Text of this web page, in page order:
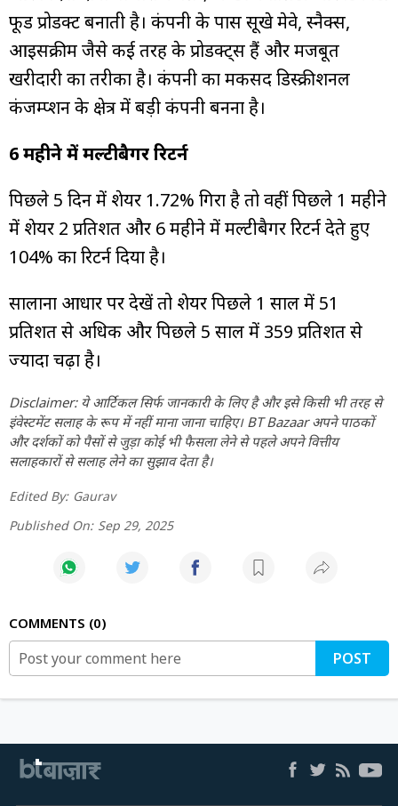
फूड प्रोडक्ट बनाती है। कंपनी के पास सूखे मेवे, स्नैक्स,
आइसक्रीम जैसे कई तरह के प्रोडक्ट्स हैं और मजबूत
खरीदारी का तरीका है। कंपनी का मकसद डिस्क्रीशनल
कंजम्प्शन के क्षेत्र में बड़ी कंपनी बनना है।
6 महीने में मल्टीबैगर रिटर्न
पिछले 5 दिन में शेयर 1.72% गिरा है तो वहीं पिछले 1 महीने
में शेयर 2 प्रतिशत और 6 महीने में मल्टीबैगर रिटर्न देते हुए
104% का रिटर्न दिया है।
सालाना आधार पर देखें तो शेयर पिछले 1 साल में 51
प्रतिशत से अधिक और पिछले 5 साल में 359 प्रतिशत से
ज्यादा चढ़ा है।
Disclaimer: ये आर्टिकल सिर्फ जानकारी के लिए है और इसे किसी भी तरह से
इंवेस्टमेंट सलाह के रूप में नहीं माना जाना चाहिए। BT Bazaar अपने पाठकों
और दर्शकों को पैसों से जुड़ा कोई भी फैसला लेने से पहले अपने वित्तीय
सलाहकारों से सलाह लेने का सुझाव देता है।
Edited By: Gaurav
Published On: Sep 29, 2025
COMMENTS 0
POST